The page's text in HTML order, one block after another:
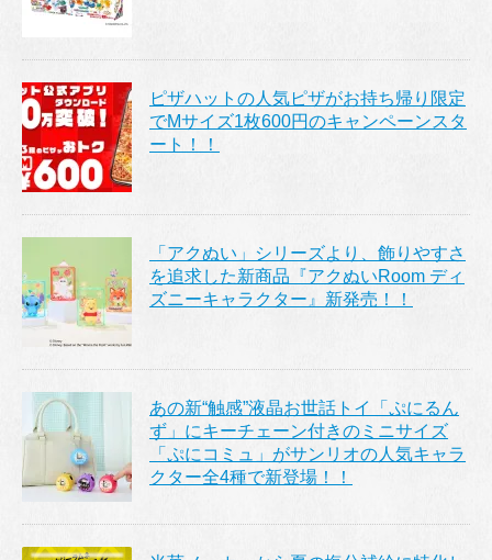
ピザハットの人気ピザがお持ち帰り限定
でMサイズ1枚600円のキャンペーンスタ
ート！！
「アクぬい」シリーズより、飾りやすさ
を追求した新商品『アクぬいRoom ディ
ズニーキャラクター』新発売！！
あの新“触感”液晶お世話トイ「ぷにるん
ず」にキーチェーン付きのミニサイズ
「ぷにコミュ」がサンリオの人気キャラ
クター全4種で新登場！！